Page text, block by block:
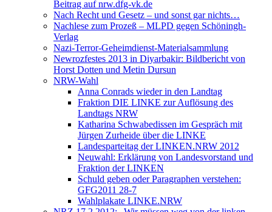
Beitrag auf nrw.dfg-vk.de
Nach Recht und Gesetz – und sonst gar nichts…
Nachlese zum Prozeß – MLPD gegen Schöningh-
Verlag
Nazi-Terror-Geheimdienst-Materialsammlung
Newrozfestes 2013 in Diyarbakir: Bildbericht von
Horst Dotten und Metin Dursun
NRW-Wahl
Anna Conrads wieder in den Landtag
Fraktion DIE LINKE zur Auflösung des
Landtags NRW
Katharina Schwabedissen im Gespräch mit
Jürgen Zurheide über die LINKE
Landesparteitag der LINKEN.NRW 2012
Neuwahl: Erklärung von Landesvorstand und
Fraktion der LINKEN
Schuld geben oder Paragraphen verstehen:
GFG2011 28-7
Wahlplakate LINKE.NRW